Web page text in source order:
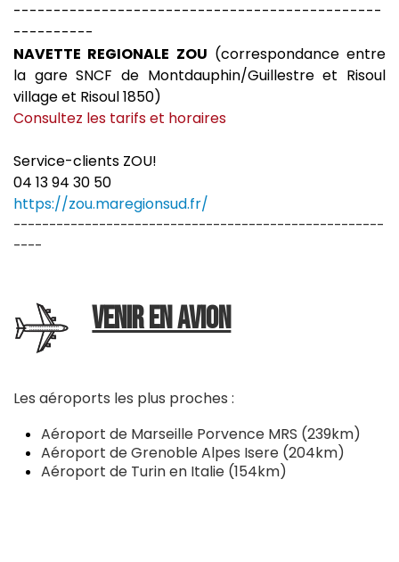
----------------------------------------------
----------
NAVETTE REGIONALE ZOU (correspondance entre
la gare SNCF de Montdauphin/Guillestre et Risoul
village et Risoul 1850)
Consultez les tarifs et horaires
Service-clients ZOU!
04 13 94 30 50
https://zou.maregionsud.fr/
----------------------------------------------------
----
VENIR EN AVION
Les aéroports les plus proches :
Aéroport de Marseille Porvence MRS (239km)
Aéroport de Grenoble Alpes Isere (204km)
Aéroport de Turin en Italie (154km)